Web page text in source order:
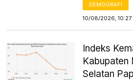
DEMOGRAFI
10/08/2026, 10:27
Indeks
Kabupaten
Selatan